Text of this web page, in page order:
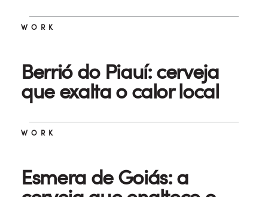
WORK
Berrió do Piauí: cerveja
que exalta o calor local
WORK
Esmera de Goiás: a